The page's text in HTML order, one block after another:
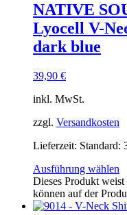
NATIVE
Lyocell V-
dark blue
39,90 €
inkl. MwSt.
zzgl. Versandkosten
Lieferzeit: Standard:
Ausführung wählen
Dieses Produkt
können auf der